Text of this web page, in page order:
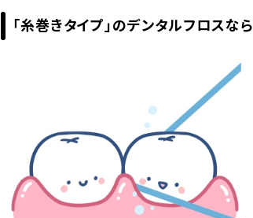
「糸巻きタイプ」のデンタルフロスな